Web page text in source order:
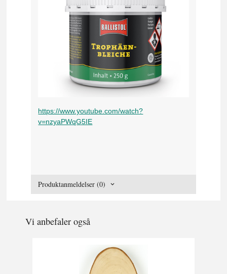
https://www.youtube.com/watch?
v=nzyaPWqG5IE
Produktanmeldelser (0)
Vi anbefaler også